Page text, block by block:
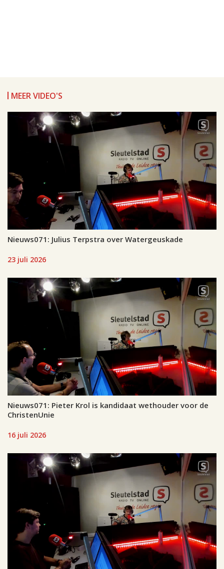
MEER VIDEO'S
Nieuws071: Julius Terpstra over Watergeuskade
23 juli 2026
Nieuws071: Pieter Krol is kandidaat wethouder voor de
ChristenUnie
16 juli 2026